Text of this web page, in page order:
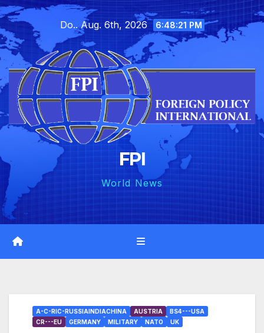
Skip
to
content
Do.. Aug. 6th, 2026 6:48:22 PM
FPI
World News
A-C-RIC-RUSSIAINDIACHINA AUSTRIA
BS4---USA
CR---EU
GERMANY MILITARY NATO UK